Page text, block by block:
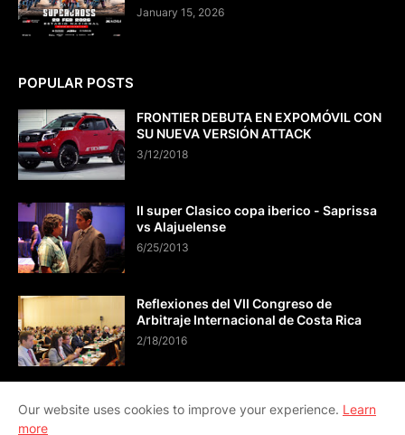
January 15, 2026
POPULAR POSTS
FRONTIER DEBUTA EN EXPOMÓVIL CON
SU NUEVA VERSIÓN ATTACK
3/12/2018
II super Clasico copa iberico - Saprissa
vs Alajuelense
6/25/2013
Reflexiones del VII Congreso de
Arbitraje Internacional de Costa Rica
2/18/2016
Our website uses cookies to improve your experience. Learn
more